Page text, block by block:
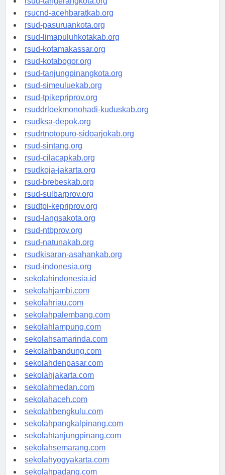
rsud-tangerangkota.org
rsucnd-acehbaratkab.org
rsud-pasuruankota.org
rsud-limapuluhkotakab.org
rsud-kotamakassar.org
rsud-kotabogor.org
rsud-tanjungpinangkota.org
rsud-simeuluekab.org
rsud-tpikepriprov.org
rsuddrloekmonohadi-kuduskab.org
rsudksa-depok.org
rsudrtnotopuro-sidoarjokab.org
rsud-sintang.org
rsud-cilacapkab.org
rsudkoja-jakarta.org
rsud-brebeskab.org
rsud-sulbarprov.org
rsudtpi-kepriprov.org
rsud-langsakota.org
rsud-ntbprov.org
rsud-natunakab.org
rsudkisaran-asahankab.org
rsud-indonesia.org
sekolahindonesia.id
sekolahjambi.com
sekolahriau.com
sekolahpalembang.com
sekolahlampung.com
sekolahsamarinda.com
sekolahbandung.com
sekolahdenpasar.com
sekolahjakarta.com
sekolahmedan.com
sekolahaceh.com
sekolahbengkulu.com
sekolahpangkalpinang.com
sekolahtanjungpinang.com
sekolahsemarang.com
sekolahyogyakarta.com